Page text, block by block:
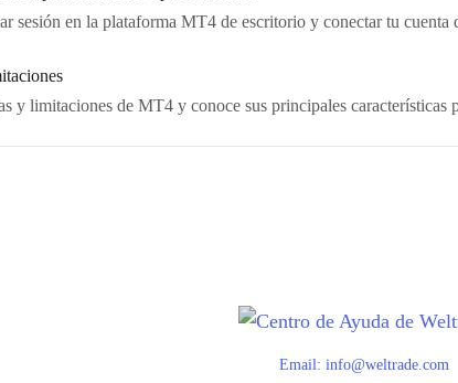
sesión en la plataforma MT4 de escritorio y conectar tu cuenta
y limitaciones de MT4 y conoce sus principales características
Email: info@weltrade.com